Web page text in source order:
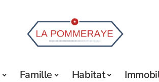
Famille Habitat